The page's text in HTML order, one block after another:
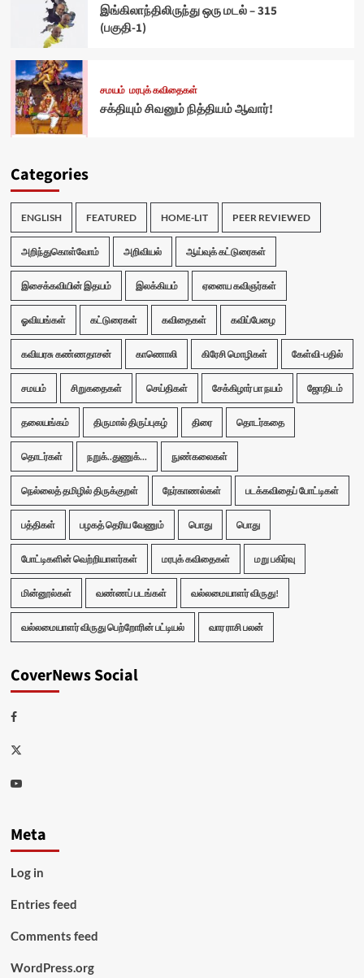
இங்கிலாந்திலிருந்து ஒரு மடல் – 315
(பகுதி-1)
சமயம் மரபுக் கவிதைகள்
சக்தியும் சிவனும் நித்தியம் ஆவார்!
Categories
ENGLISH FEATURED HOME-LIT PEER REVIEWED
அறிந்துகொள்வோம் அறிவியல் ஆய்வுக் கட்டுரைகள்
இசைக்கவியின் இதயம் இலக்கியம் ஏனைய கவிஞர்கள்
ஓவியங்கள் கட்டுரைகள் கவிதைகள் கவிப்பேழை
கவியரசு கண்ணதாசன் காணொலி கிரேசி மொழிகள் கேள்வி-பதில்
சமயம் சிறுகதைகள் செய்திகள் சேக்கிழார் பா நயம் ஜோதிடம்
தலையங்கம் திருமால் திருப்புகழ் திரை தொடர்கதை
தொடர்கள் நறுக்..துணுக்... நுண்கலைகள்
நெல்லைத் தமிழில் திருக்குறள் நேர்காணல்கள் படக்கவிதைப் போட்டிகள்
பத்திகள் பழகத் தெரிய வேணும் பொது பொது
போட்டிகளின் வெற்றியாளர்கள் மரபுக் கவிதைகள் மறு பகிர்வு
மின்னூல்கள் வண்ணப் படங்கள் வல்லமையாளர் விருது!
வல்லமையாளர் விருது பெற்றோரின் பட்டியல் வார ராசி பலன்
CoverNews Social
Facebook
Twitter
Youtube
Meta
Log in
Entries feed
Comments feed
WordPress.org